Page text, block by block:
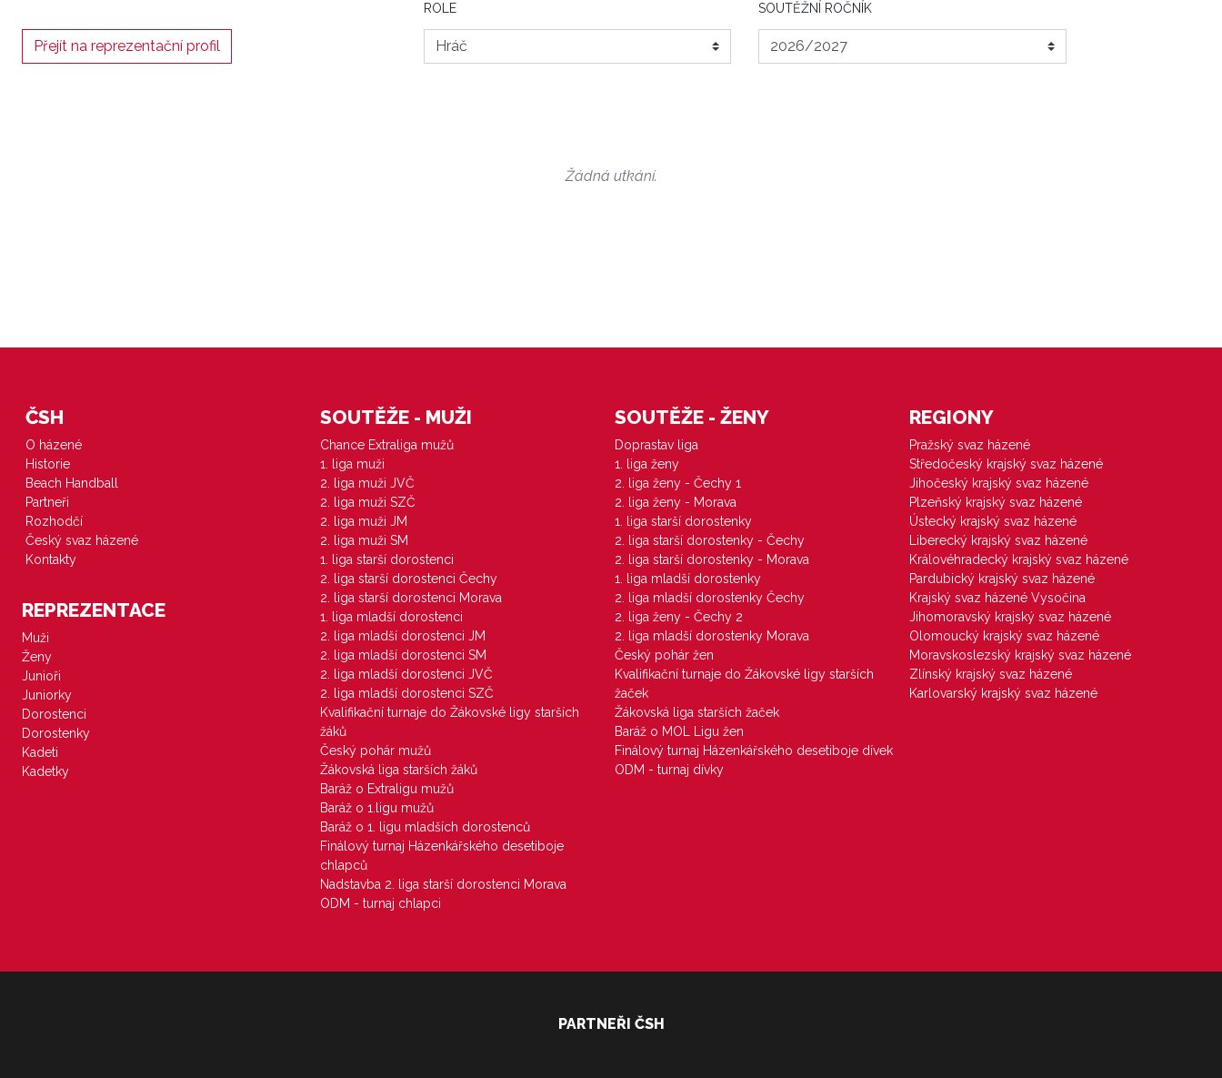
Přejít na reprezentační profil
ROLE SOUTĚŽNÍ ROČNÍK
Žádná utkání.
ČSH
O házené
Historie
Beach Handball
Partneři
Rozhodčí
Český svaz házené
Kontakty
REPREZENTACE
Muži
Ženy
Junioři
Juniorky
Dorostenci
Dorostenky
Kadeti
Kadetky
SOUTĚŽE - MUŽI
Chance Extraliga mužů
1. liga muži
2. liga muži JVČ
2. liga muži SZČ
2. liga muži JM
2. liga muži SM
1. liga starší dorostenci
2. liga starší dorostenci Čechy
2. liga starší dorostenci Morava
1. liga mladší dorostenci
2. liga mladší dorostenci JM
2. liga mladší dorostenci SM
2. liga mladší dorostenci JVČ
2. liga mladší dorostenci SZČ
Kvalifikační turnaje do Žákovské ligy starších
žáků
Český pohár mužů
Žákovská liga starších žáků
Baráž o Extraligu mužů
Baráž o 1.ligu mužů
Baráž o 1. ligu mladších dorostenců
Finálový turnaj Házenkářského desetiboje
chlapců
Nadstavba 2. liga starší dorostenci Morava
ODM - turnaj chlapci
SOUTĚŽE - ŽENY
Doprastav liga
1. liga ženy
2. liga ženy - Čechy 1
2. liga ženy - Morava
1. liga starší dorostenky
2. liga starší dorostenky - Čechy
2. liga starší dorostenky - Morava
1. liga mladší dorostenky
2. liga mladší dorostenky Čechy
2. liga ženy - Čechy 2
2. liga mladší dorostenky Morava
Český pohár žen
Kvalifikační turnaje do Žákovské ligy starších
žaček
Žákovská liga starších žaček
Baráž o MOL Ligu žen
Finálový turnaj Házenkářského desetiboje dívek
ODM - turnaj dívky
REGIONY
Pražský svaz házené
Středočeský krajský svaz házené
Jihočeský krajský svaz házené
Plzeňský krajský svaz házené
Ústecký krajský svaz házené
Liberecký krajský svaz házené
Královéhradecký krajský svaz házené
Pardubický krajský svaz házené
Krajský svaz házené Vysočina
Jihomoravský krajský svaz házené
Olomoucký krajský svaz házené
Moravskoslezský krajský svaz házené
Zlínský krajský svaz házené
Karlovarský krajský svaz házené
PARTNEŘI ČSH